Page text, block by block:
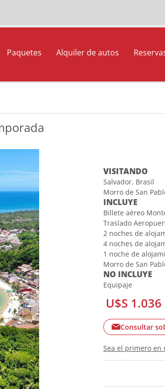
Paquetes Alquiler de autos
VISITANDO
Salvador, Brasil
Morro de San
INCLUYE
Billete aéreo
Traslado
2 noches de
4 noches de
1 noche de
Morro de San
NO INCLUYE
Equipaje
U$S 1.036
Consultar
Sea el primero en